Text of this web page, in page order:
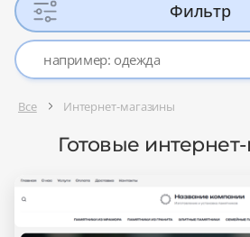
Фильтр
Все Интернет-магазины
Готовые